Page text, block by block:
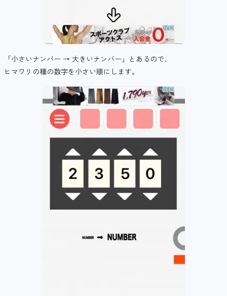
「小さいナンバー → 大きいナンバー」とあるので、
ヒマワリの種の数字を小さい順にします。